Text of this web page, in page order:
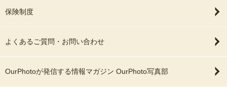
保険制度
よくあるご質問・お問い合わせ
OurPhotoが発信する情報マガジン OurPhoto写真部